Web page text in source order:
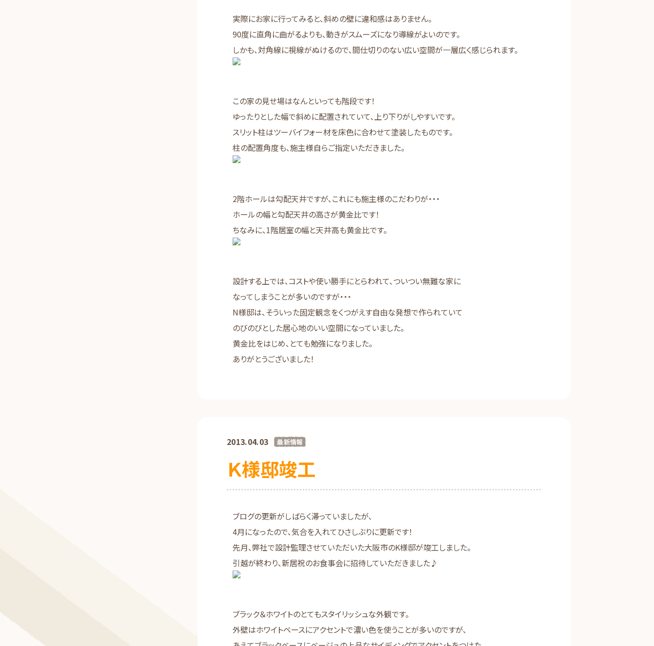
実際にお家に行ってみると、斜めの壁に違和感はありません。
90度に直角に曲がるよりも、動きがスムーズになり導線がよいのです。
しかも、対角線に視線がぬけるので、間仕切りのない広い空間が一層広く感じられます。
この家の見せ場はなんといっても階段です！
ゆったりとした幅で斜めに配置されていて、上り下りがしやすいです。
スリット柱はツーバイフォー材を床色に合わせて塗装したものです。
柱の配置角度も、施主様自らご指定いただきました。
2階ホールは勾配天井ですが、これにも施主様のこだわりが・・・
ホールの幅と勾配天井の高さが黄金比です！
ちなみに、1階居室の幅と天井高も黄金比です。
設計する上では、コストや使い勝手にとらわれて、ついつい無難な家に
なってしまうことが多いのですが・・・
N様邸は、そういった固定観念をくつがえす自由な発想で作られていて
のびのびとした居心地のいい空間になっていました。
黄金比をはじめ、とても勉強になりました。
ありがとうございました！
2013.04.03 最新情報
Ｋ様邸竣工
ブログの更新がしばらく滞っていましたが、
4月になったので、気合を入れてひさしぶりに更新です！
先月、弊社で設計監理させていただいた大阪市のK様邸が竣工しました。
引越が終わり、新居祝のお食事会に招待していただきました♪
ブラック＆ホワイトのとてもスタイリッシュな外観です。
外壁はホワイトベースにアクセントで濃い色を使うことが多いのですが、